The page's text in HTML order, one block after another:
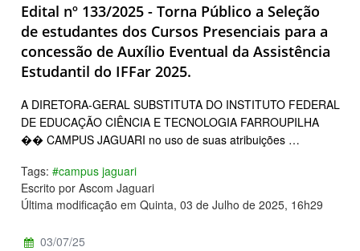
Edital nº 133/2025 - Torna Público a Seleção
de estudantes dos Cursos Presenciais para a
concessão de Auxílio Eventual da Assistência
Estudantil do IFFar 2025.
A DIRETORA-GERAL SUBSTITUTA DO INSTITUTO FEDERAL
DE EDUCAÇÃO CIÊNCIA E TECNOLOGIA FARROUPILHA
�� CAMPUS JAGUARI no uso de suas atribuições …
Tags: #campus jaguari
Escrito por Ascom Jaguari
Última modificação em Quinta, 03 de Julho de 2025, 16h29
03/07/25